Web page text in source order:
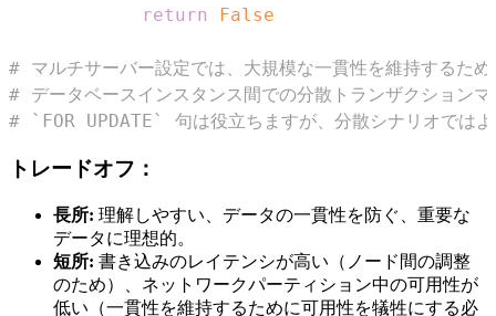
return
False
# マルチサーバー設定では、大規模な一貫性を維持するため
# データベースインスタンス間での分散トランザクション
# `FOR UPDATE` 句は役立ちますが、分散シナリオではよ
トレードオフ：
長所: 理解しやすい、データの一貫性を防ぐ、重要な
データに理想的。
短所: 書き込みのレイテンシが高い（ノード間の調整
のため）、ネットワークパーティション中の可用性が
低い（一貫性を維持するために可用性を犠牲にする必